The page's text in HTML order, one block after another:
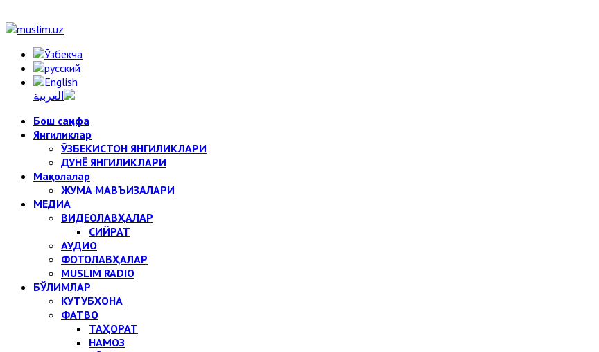
Бош саҳифа
Янгиликлар
ЎЗБЕКИСТОН ЯНГИЛИКЛАРИ
ДУНЁ ЯНГИЛИКЛАРИ
Мақолалар
ЖУМА МАВЪИЗАЛАРИ
МЕДИА
ВИДЕОЛАВҲАЛАР
СИЙРАТ
АУДИО
ФОТОЛАВҲАЛАР
MUSLIM RADIO
БЎЛИМЛАР
КУТУБХОНА
ФАТВО
ТАҲОРАТ
НАМОЗ